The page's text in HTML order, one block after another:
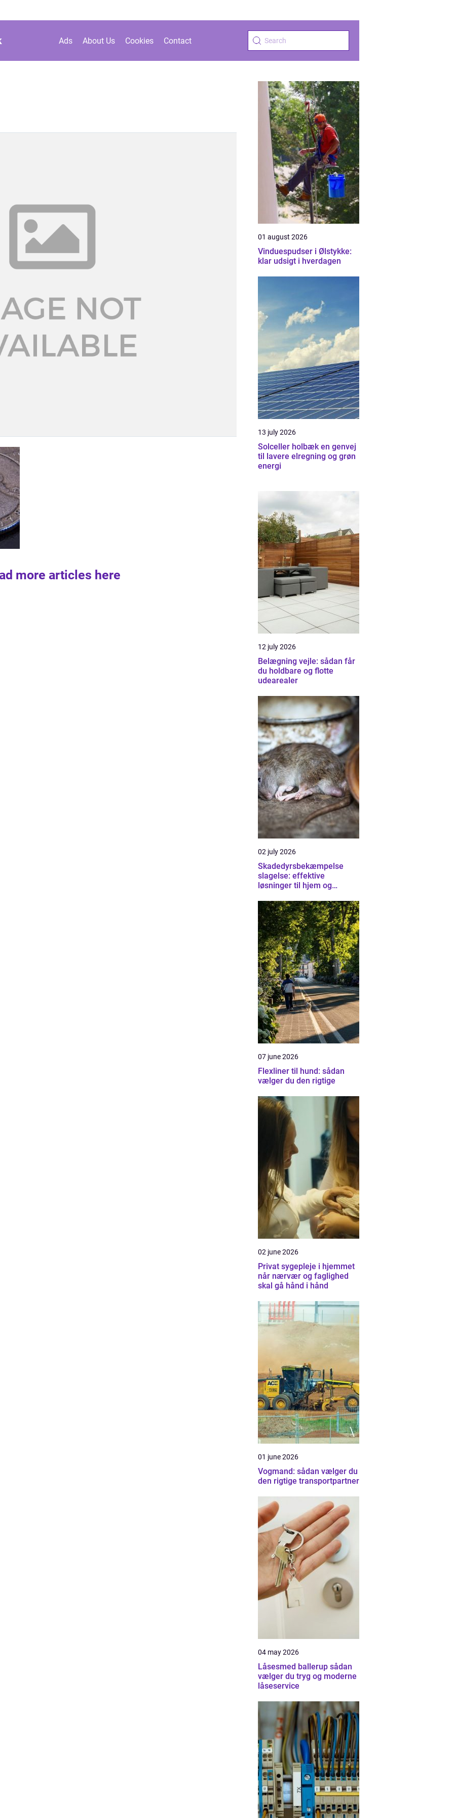
Ads About Us Cookies Contact
more articles here
01 august 2026
Vinduespudser i Ølstykke:
klar udsigt i hverdagen
13 july 2026
Solceller holbæk en genvej
til lavere elregning og grøn
energi
12 july 2026
Belægning vejle: sådan får
du holdbare og flotte
udearealer
02 july 2026
Skadedyrsbekæmpelse
slagelse: effektive
løsninger til hjem og
07 june 2026
Flexliner til hund: sådan
vælger du den rigtige
02 june 2026
Privat sygepleje i hjemmet
når nærvær og faglighed
skal gå hånd i hånd
01 june 2026
Vogmand: sådan vælger du
den rigtige transportpartner
04 may 2026
Låsesmed ballerup sådan
vælger du tryg og moderne
låseservice